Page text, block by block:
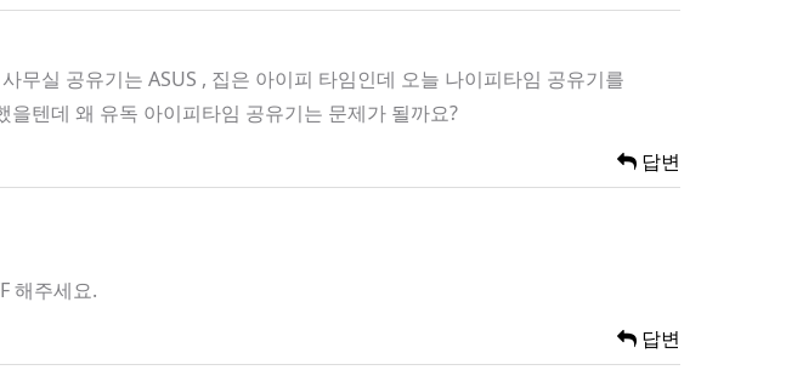
실 공유기는 ASUS , 집은 아이피 타임인데 오늘 나이피타임 공유기를
텐데 왜 유독 아이피타임 공유기는 문제가 될까요?
답변
해주세요.
답변